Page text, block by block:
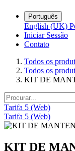
Português
English (UK)
Iniciar Sessão
Contato
Todos os
Todos os
KIT DE
Tarifa 5 (Web)
Tarifa 5 (Web)
KIT DE